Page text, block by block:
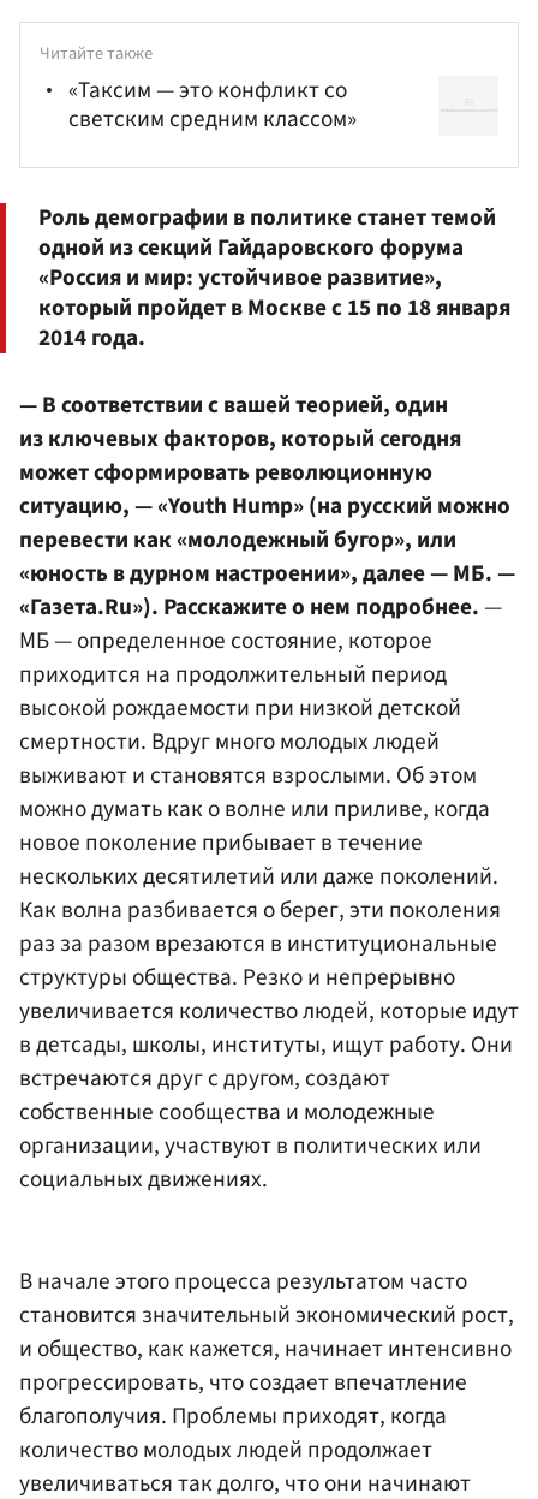
Читайте также
«Таксим — это конфликт со
светским средним классом»
Роль демографии в политике станет темой
одной из секций Гайдаровского форума
«Россия и мир: устойчивое развитие»,
который пройдет в Москве с 15 по 18 января
2014 года.
— В соответствии с вашей теорией, один
из ключевых факторов, который сегодня
может сформировать революционную
ситуацию, — «Youth Hump» (на русский можно
перевести как «молодежный бугор», или
«юность в дурном настроении», далее — МБ. —
«Газета.Ru»). Расскажите о нем подробнее.—
МБ — определенное состояние, которое
приходится на продолжительный период
высокой рождаемости при низкой детской
смертности. Вдруг много молодых людей
выживают и становятся взрослыми. Об этом
можно думать как о волне или приливе, когда
новое поколение прибывает в течение
нескольких десятилетий или даже поколений.
Как волна разбивается о берег, эти поколения
раз за разом врезаются в институциональные
структуры общества. Резко и непрерывно
увеличивается количество людей, которые идут
в детсады, школы, институты, ищут работу. Они
встречаются друг с другом, создают
собственные сообщества и молодежные
организации, участвуют в политических или
социальных движениях.
В начале этого процесса результатом часто
становится значительный экономический рост,
и общество, как кажется, начинает интенсивно
прогрессировать, что создает впечатление
благополучия. Проблемы приходят, когда
количество молодых людей продолжает
увеличиваться так долго, что они начинают